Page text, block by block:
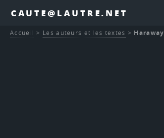
CAUTE@LAUTRE.NET
Accueil > Les auteurs et les textes > Haraway